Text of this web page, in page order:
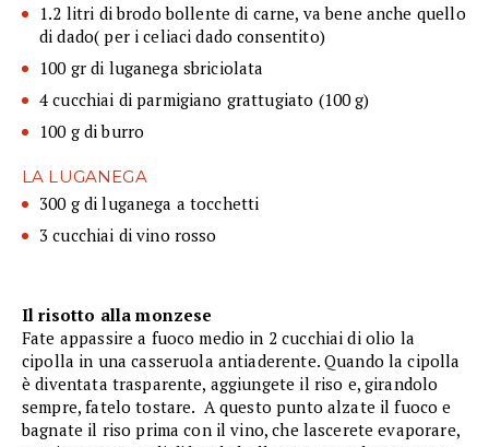
1.2 litri di brodo bollente di carne, va bene anche quello
di dado( per i celiaci dado consentito)
100 gr di luganega sbriciolata
4 cucchiai di parmigiano grattugiato (100 g)
100 g di burro
LA LUGANEGA
300 g di luganega a tocchetti
3 cucchiai di vino rosso
Il risotto alla monzese
Fate appassire a fuoco medio in 2 cucchiai di olio la
cipolla in una casseruola antiaderente. Quando la cipolla
è diventata trasparente, aggiungete il riso e, girandolo
sempre, fatelo tostare. A questo punto alzate il fuoco e
bagnate il riso prima con il vino, che lascerete evaporare,